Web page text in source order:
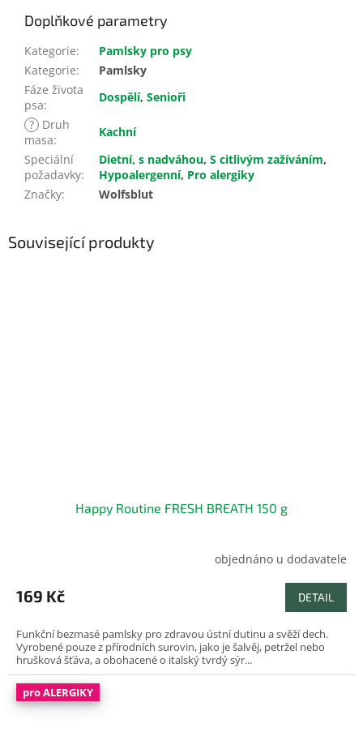
Doplňkové parametry
Kategorie:
Pamlsky pro psy
Kategorie:
Pamlsky
Fáze života
psa:
Dospělí, Senioři
? Druh
masa:
Kachní
Speciální
požadavky:
Dietní, s nadváhou, S citlivým zažíváním,
Hypoalergenní, Pro alergiky
Značky: Wolfsblut
Související produkty
Happy Routine FRESH BREATH 150 g
objednáno u dodavatele
169 Kč DETAIL
Funkční bezmasé pamlsky pro zdravou ústní dutinu a svěží dech.
Vyrobené pouze z přírodních surovin, jako je šalvěj, petržel nebo
hrušková šťáva, a obohacené o italský tvrdý sýr...
pro ALERGIKY